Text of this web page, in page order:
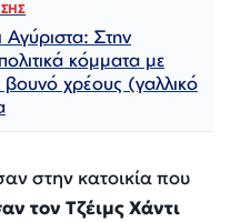
Αγύριστα: Στην
κόμματα με
βουνό χρέους (γαλλικό
στην κατοικία που
τον Τζέιμς Χάντι